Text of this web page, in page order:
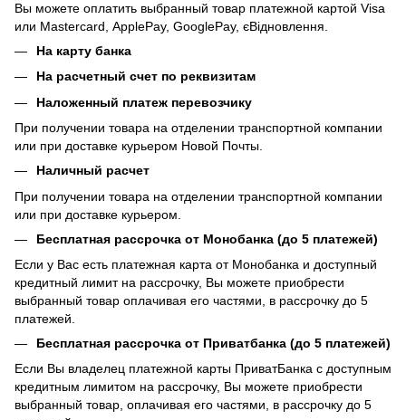
Вы можете оплатить выбранный товар платежной картой Visa
или Mastercard, ApplePay, GooglePay, єВідновлення.
На карту банка
На расчетный счет по реквизитам
Наложенный платеж перевозчику
При получении товара на отделении транспортной компании
или при доставке курьером Новой Почты.
Наличный расчет
При получении товара на отделении транспортной компании
или при доставке курьером.
Бесплатная рассрочка от Монобанка (до 5 платежей)
Если у Вас есть платежная карта от Монобанка и доступный
кредитный лимит на рассрочку, Вы можете приобрести
выбранный товар оплачивая его частями, в рассрочку до 5
платежей.
Бесплатная рассрочка от Приватбанка (до 5 платежей)
Если Вы владелец платежной карты ПриватБанка с доступным
кредитным лимитом на рассрочку, Вы можете приобрести
выбранный товар, оплачивая его частями, в рассрочку до 5